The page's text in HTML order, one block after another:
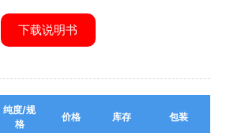
下载说明书
纯度/规
格
价格 库存 包装